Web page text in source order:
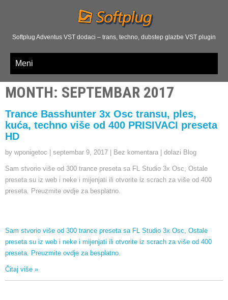
Softplug Adventus VST dodaci – trans, techno, dubstep glazbe VST plugin
Meni
MONTH: SEPTEMBAR 2017
Trance Basshunter 3x Osc transu, ples,
kuća, techno više od 400 PRISIVACI preseta
HD
by wponigetoc septembar 9, 2017 Bez komentara dolazi Blog
Sam stvorio više od 300 trance preseta sa FL Studio 3x Osc, Ostale
preseta su iz web i neke i mijenjati ili otvorite iz scrach za više od 400
preseta. Preuzmite ovdje za besplatno.
Sam stvorio više od 300 trance preseta sa FL Studio 3x Osc, Ostale
preseta su iz web i neke i mijenjati ili otvorite iz scrach za više od 400
preseta. Preuzmite ovdje za besplatno.
Čitaj više »